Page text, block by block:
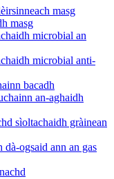
masg
masg
microbial an
microbial anti-
bacadh
an-aghaidh
sìoltachaidh gràinean
ogsaid ann an gas